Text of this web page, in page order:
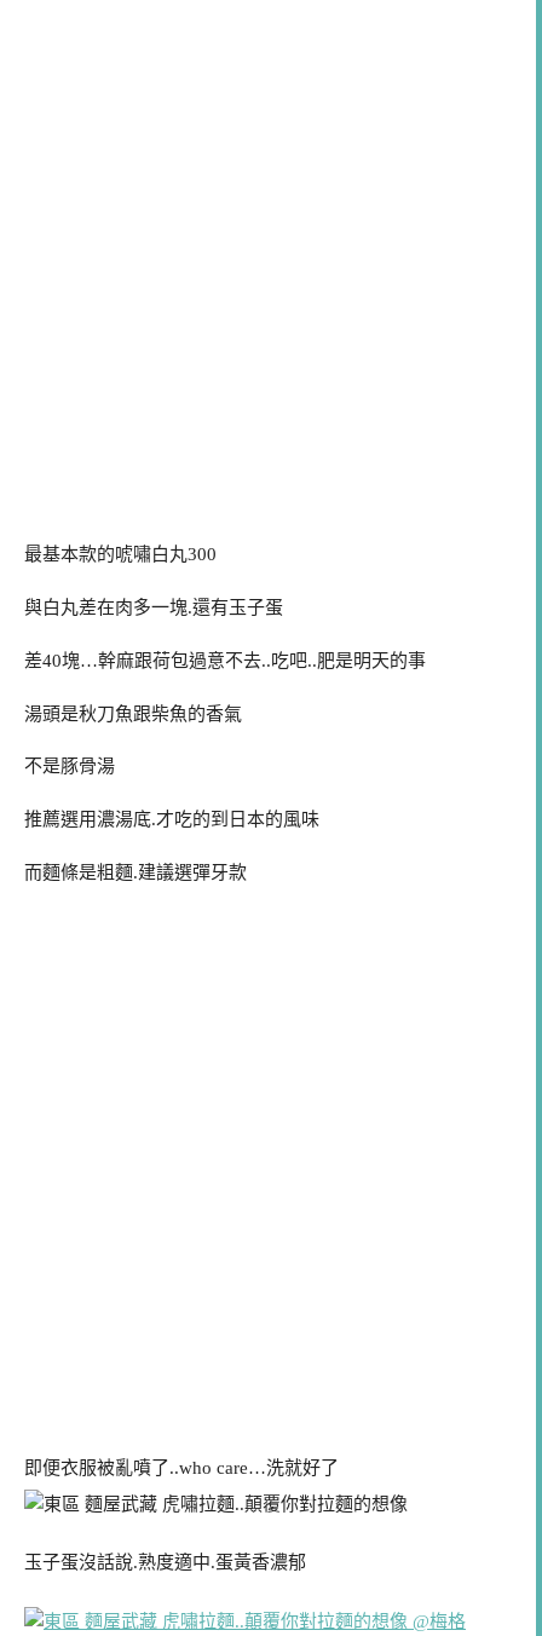
最基本款的唬嘯白丸300
與白丸差在肉多一塊.還有玉子蛋
差40塊…幹麻跟荷包過意不去..吃吧..肥是明天的事
湯頭是秋刀魚跟柴魚的香氣
不是豚骨湯
推薦選用濃湯底.才吃的到日本的風味
而麵條是粗麵.建議選彈牙款
即便衣服被亂噴了..who care…洗就好了
玉子蛋沒話說.熟度適中.蛋黃香濃郁